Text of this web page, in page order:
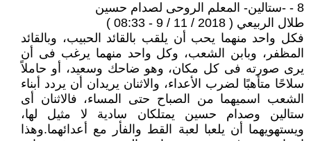
8 - -ستالين- المعلم الروحى لصدام حسين
طلال الربيعي ( 2018 / 11 / 9 - 08:33 )
فكل واحد منهما يحب أن يلقب بالقائد الحبيب، وبالقائد
المظفر، وبابن الشعب، وكل واحد منهما يرغب فى أن
يرى صورته فى كل مكان، وهو ضاحك وسعيد، أو حاملاً
سلاحًا متأهبًا لضرب الأعداء، والاثنان يريدان أن يردد أبناء
الشعب اسميهما من الصباح حتى المساء، فالاثنان أى
ستالين وصدام حسين يمتلكان سادية لا مثيل لها،
ويستهويهما أن يلعبا لعبة القط والفأر مع أعدائهما.وهذا